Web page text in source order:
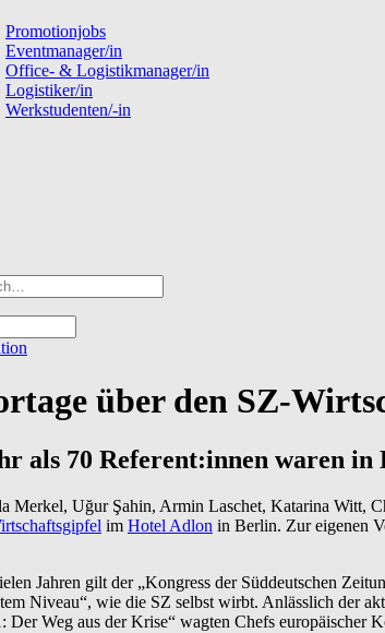
Promotionjobs
Eventmanager/in
Office- & Logistikmanager/in
Logistiker/in
Werkstudenten/-in
über den SZ-
als 70 Referent:innen waren
Merkel, Uğur Şahin, Armin Laschet, Katarina Witt,
im Hotel Adlon in Berlin. Zur eigenen
Jahren gilt der „Kongress der Süddeutschen
Niveau“, wie die SZ selbst wirbt. Anlässlich der
Der Weg aus der Krise“ wagten Chefs europäischer